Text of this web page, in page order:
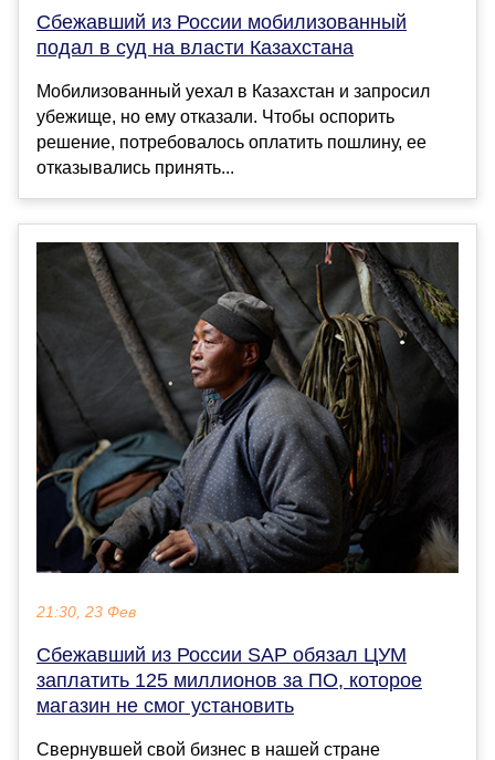
Сбежавший из России мобилизованный
подал в суд на власти Казахстана
Мобилизованный уехал в Казахстан и запросил
убежище, но ему отказали. Чтобы оспорить
решение, потребовалось оплатить пошлину, ее
отказывались принять...
21:30, 23 Фев
Сбежавший из России SAP обязал ЦУМ
заплатить 125 миллионов за ПО, которое
магазин не смог установить
Свернувшей свой бизнес в нашей стране